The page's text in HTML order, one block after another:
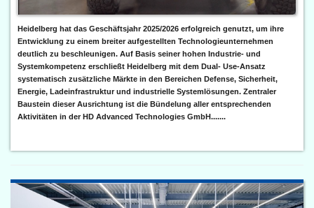
Heidelberg hat das Geschäftsjahr 2025/2026 erfolgreich genutzt, um ihre
Entwicklung zu einem breiter aufgestellten Technologieunternehmen
deutlich zu beschleunigen. Auf Basis seiner hohen Industrie- und
Systemkompetenz erschließt Heidelberg mit dem Dual- Use-Ansatz
systematisch zusätzliche Märkte in den Bereichen Defense, Sicherheit,
Energie, Ladeinfrastruktur und industrielle Systemlösungen. Zentraler
Baustein dieser Ausrichtung ist die Bündelung aller entsprechenden
Aktivitäten in der HD Advanced Technologies GmbH.......